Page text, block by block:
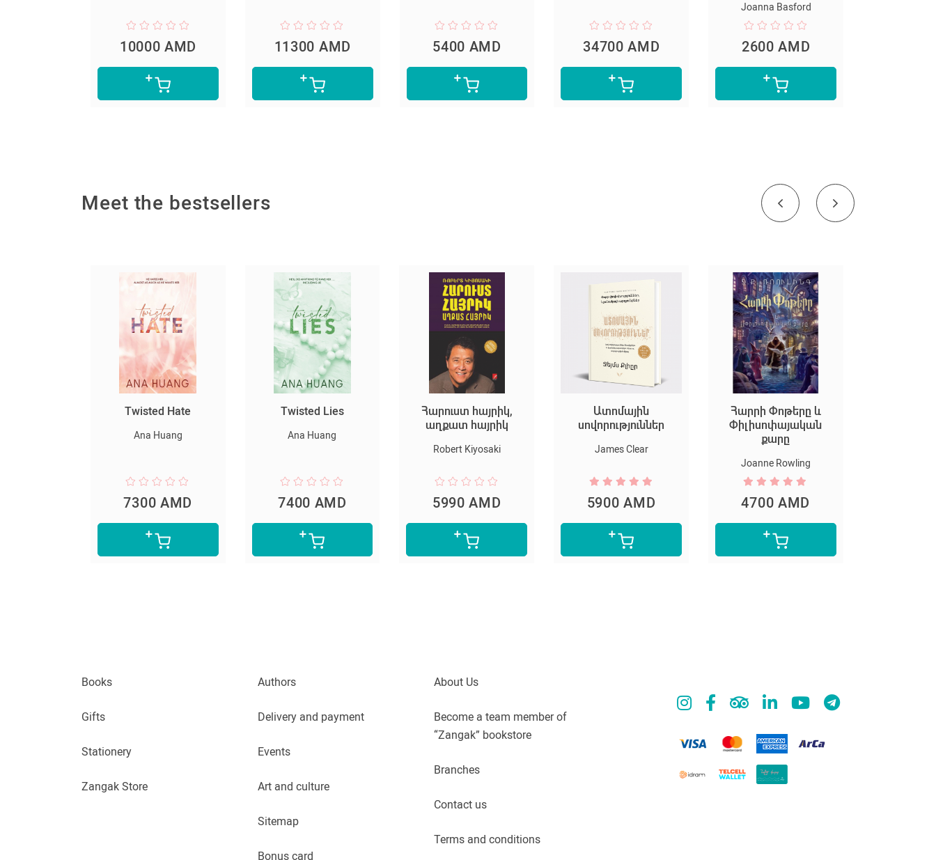
10000 AMD 11300 AMD 5400 AMD 34700 AMD
Joanna Basford
2600 AMD
Meet the bestsellers
Twisted Hate
Ana Huang
7300 AMD
Twisted Lies
Ana Huang
7400 AMD
Հարուստ հայրիկ,
աղքատ հայրիկ
Robert Kiyosaki
5990 AMD
Ատոմային
սովորություններ
James Clear
5900 AMD
Հարրի Փոթերը և
Փիլիսոփայական
քարը
Joanne Rowling
4700 AMD
Books
Gifts
Stationery
Zangak Store
Authors
Delivery and payment
Events
Art and culture
Sitemap
Bonus card
About Us
Become a team member of
“Zangak” bookstore
Branches
Contact us
Terms and conditions